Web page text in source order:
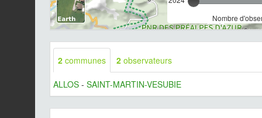
Nombre
2 communes 2 observateurs
ALLOS - SAINT-MARTIN-VESUBIE